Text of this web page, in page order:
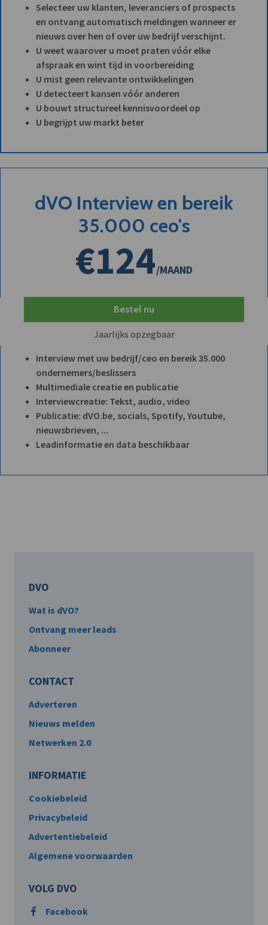
Selecteer uw klanten, leveranciers of prospects
en ontvang automatisch meldingen wanneer er
nieuws over hen of over uw bedrijf verschijnt.
U weet waarover u moet praten vóór elke
afspraak en wint tijd in voorbereiding
U mist geen relevante ontwikkelingen
U detecteert kansen vóór anderen
U bouwt structureel kennisvoordeel op
U begrijpt uw markt beter
dVO Interview en bereik
35.000 ceo's
€124/MAAND
Bestel nu
Jaarlijks opzegbaar
Interview met uw bedrijf/ceo en bereik 35.000
ondernemers/beslissers
Multimediale creatie en publicatie
Interviewcreatie: Tekst, audio, video
Publicatie: dVO.be, socials, Spotify, Youtube,
nieuwsbrieven, ...
Leadinformatie en data beschikbaar
DVO
Wat is dVO?
Ontvang meer leads
Abonneer
CONTACT
Adverteren
Nieuws melden
Netwerken 2.0
INFORMATIE
Cookiebeleid
Privacybeleid
Advertentiebeleid
Algemene voorwaarden
VOLG DVO
Facebook